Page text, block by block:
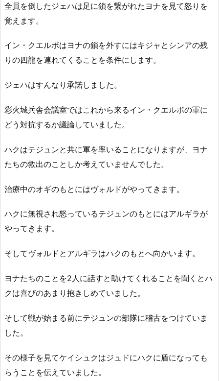
全員を倒したジェハは足に鎖を繋がれたヨナを見て怒りを
覚えます。
イン・クエルボはヨナの鎖を外すにはキジャとシンアの残
りの四龍を連れてくることを条件にします。
ジェハはすんなり承諾しました。
彩火城兵舎会議室ではこれから来るイン・クエルボの軍に
どう対抗するか議論していました。
ハクはテジュンと共に軍を率いることになりますが、ヨナ
たちの救出のことしか考えていませんでした。
治療中のオギのもとにはヴォルドがやってきます。
ハクに無視され怒っているテジュンのもとにはアルギラが
やってきます。
そしてヴォルドとアルギラはハクのもとへ向かいます。
ヨナたちのことを2人に話すと助けてくれることを聞くとハ
クは喜びのあまり抱きしめていました。
そして戦が始まる前にテジュンの部隊に稽古をつけていま
した。
その様子を見てケイシュクはジュドにハクに盾になっても
らうことを伝えていました。